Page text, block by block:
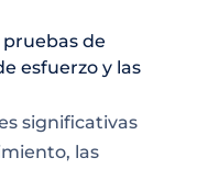
de
esfuerzo y las
significativas
las